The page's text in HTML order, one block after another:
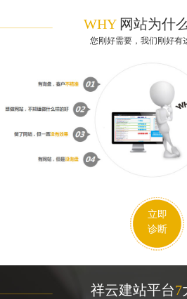
WHY网站为什
您刚好需要，我们刚好有
立即
诊断
祥云建站平台7